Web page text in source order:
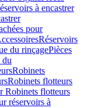
à encastrer
pour
Réservoirs
du rinçagePièces
du
Robinets
Robinets flotteurs
Robinets flotteurs
réservoirs à